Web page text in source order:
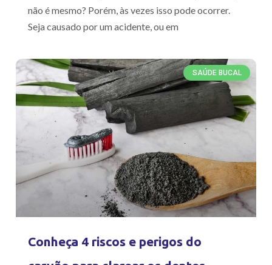
não é mesmo? Porém, às vezes isso pode ocorrer.
Seja causado por um acidente, ou em
SAÚDE BUCAL
Conheça 4 riscos e perigos do